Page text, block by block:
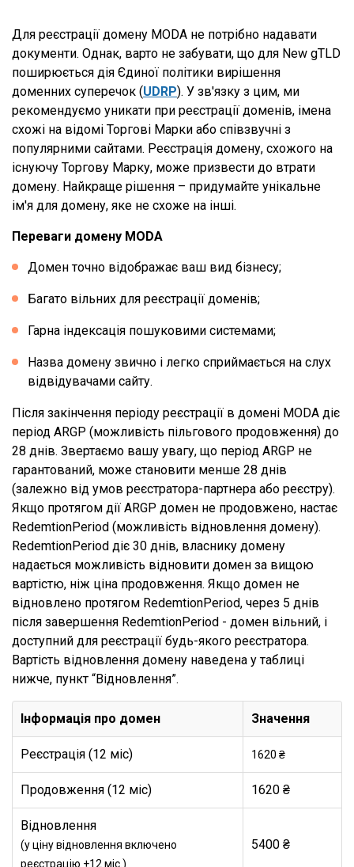
Для реєстрації домену MODA не потрібно надавати
документи. Однак, варто не забувати, що для New gTLD
поширюється дія Єдиної політики вирішення
доменних суперечок (UDRP). У зв'язку з цим, ми
рекомендуємо уникати при реєстрації доменів, імена
схожі на відомі Торгові Марки або співзвучні з
популярними сайтами. Реєстрація домену, схожого на
існуючу Торгову Марку, може призвести до втрати
домену. Найкраще рішення – придумайте унікальне
ім'я для домену, яке не схоже на інші.
Переваги домену MODA
Домен точно відображає ваш вид бізнесу;
Багато вільних для реєстрації доменів;
Гарна індексація пошуковими системами;
Назва домену звично і легко сприймається на слух
відвідувачами сайту.
Після закінчення періоду реєстрації в домені MODA діє
період ARGP (можливість пільгового продовження) до
28 днів. Звертаємо вашу увагу, що період ARGP не
гарантований, може становити менше 28 днів
(залежно від умов реєстратора-партнера або реєстру).
Якщо протягом дії ARGP домен не продовжено, настає
RedemtionPeriod (можливість відновлення домену).
RedemtionPeriod діє 30 днів, власнику домену
надається можливість відновити домен за вищою
вартістю, ніж ціна продовження. Якщо домен не
відновлено протягом RedemtionPeriod, через 5 днів
після завершення RedemtionPeriod - домен вільний, і
доступний для реєстрації будь-якого реєстратора.
Вартість відновлення домену наведена у таблиці
нижче, пункт “Відновлення”.
Інформація про домен Значення
Реєстрація (12 міс) 1620 ₴
Продовження (12 міс) 1620 ₴
Відновлення
(у ціну відновлення включено
реєстрацію +12 міс.)
5400 ₴